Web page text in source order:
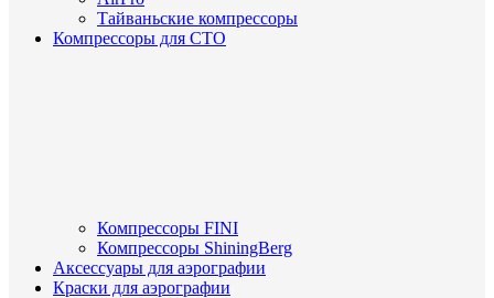
Тайваньские компрессоры
Компрессоры для СТО
Компрессоры FINI
Компрессоры ShiningBerg
Аксессуары для аэрографии
Краски для аэрографии